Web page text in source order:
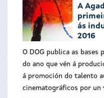
A
ás
2016
O DOG publica as bases
do ano que vén á
á promoción do talento
cinematográficos por un